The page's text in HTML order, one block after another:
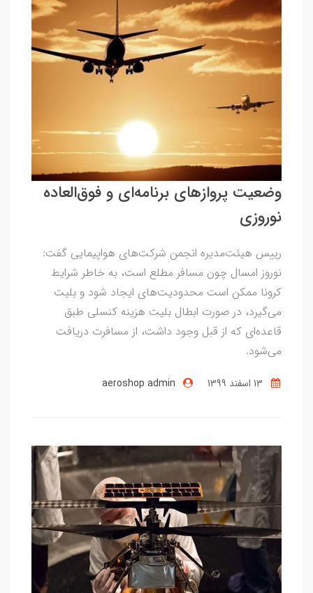
وضعیت پروازهای برنامه‌ای و فوق‌العاده
نوروزی
رییس هیئت‌مدیره انجمن شرکت‌های هواپیمایی گفت:
نوروز امسال چون مسافر مطلع است، به خاطر شرایط
کرونا ممکن است محدودیت‌های ایجاد شود و بلیت
می‌گیرد، در صورت ابطال بلیت هزینه کنسلی طبق
قاعده‌ای که از قبل وجود داشت، از مسافرت دریافت
می‌شود.
aeroshop admin